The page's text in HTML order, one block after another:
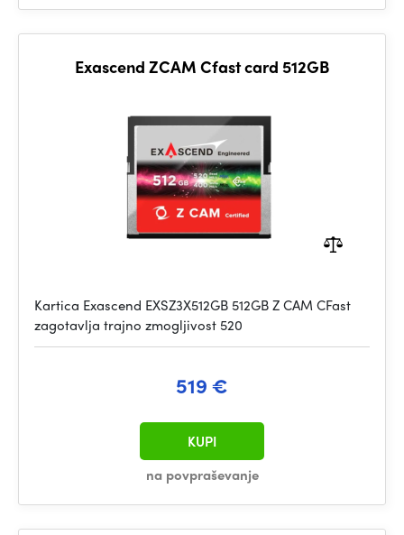
Exascend ZCAM Cfast card 512GB
Kartica Exascend EXSZ3X512GB 512GB Z CAM CFast
zagotavlja trajno zmogljivost 520
519 €
na povpraševanje
KUPI